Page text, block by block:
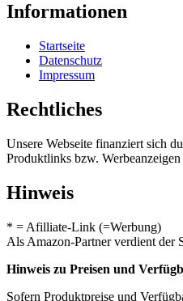
Informationen
Startseite
Datenschutz
Impressum
Rechtliches
Unsere Webseite finanziert sich
Produktlinks bzw.
Hinweis
* = Afilliate-Link (=Werbung)
Als Amazon-Partner verdient der
Hinweis zu Preisen und
Sofern Produktpreise und